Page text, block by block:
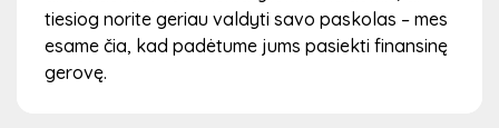
tiesiog norite geriau valdyti savo paskolas – mes
esame čia, kad padėtume jums pasiekti finansinę
gerovę.